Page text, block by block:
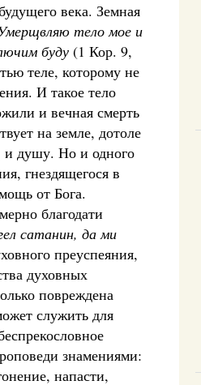
века. Земная
тело мое и
буду (1 Кор. 9,
теле, которому не
И такое тело
и вечная смерть
на земле, дотоле
и душу. Но и одного
гнездящегося в
от Бога.
благодати
сатанин, да ми
преуспеяния,
духовных
повреждена
служить для
знамениями:
напасти,